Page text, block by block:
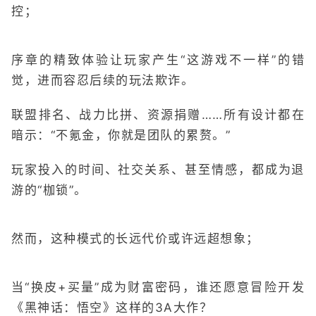
控；
序章的精致体验让玩家产生“这游戏不一样”的错
觉，进而容忍后续的玩法欺诈。
联盟排名、战力比拼、资源捐赠……所有设计都在
暗示：“不氪金，你就是团队的累赘。”
玩家投入的时间、社交关系、甚至情感，都成为退
游的“枷锁”。
然而，这种模式的长远代价或许远超想象；
当“换皮+买量”成为财富密码，谁还愿意冒险开发
《黑神话：悟空》这样的3A大作？